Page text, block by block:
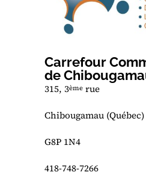
Carrefour
de
315, 3ème rue
Chibougamau (Québec)
G8P 1N4
418-748-7266